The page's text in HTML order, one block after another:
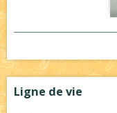
Ligne de vie